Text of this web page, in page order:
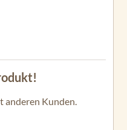
anderen Kunden.